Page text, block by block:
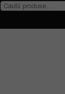
Caută